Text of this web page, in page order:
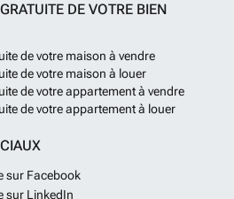
DE VOTRE BIEN
de votre maison à vendre
de votre maison à louer
de votre appartement à vendre
de votre appartement à louer
sur Facebook
sur LinkedIn